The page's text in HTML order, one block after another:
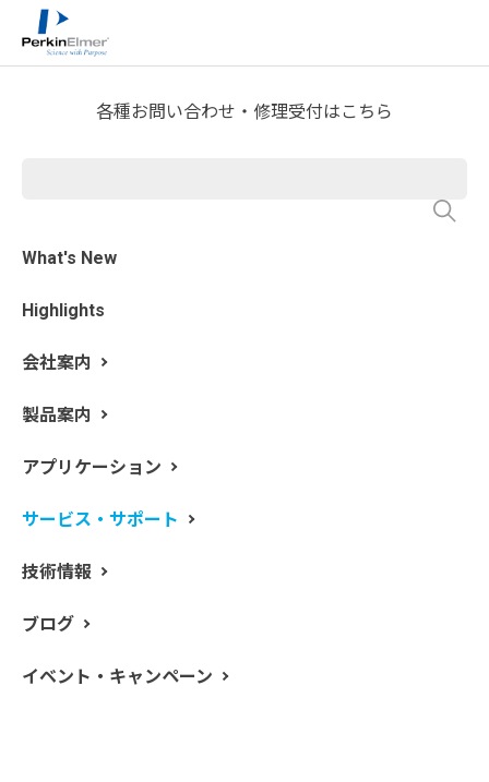
各種お問い合わせ・修理受付はこちら
What's New
Highlights
会社案内
製品案内
アプリケーション
サービス・サポート
技術情報
ブログ
イベント・キャンペーン
ホーム
分析屋さんが言いたがらない 分析のテクニックあれこ
れ
プルや不良品を見分ける方法
ICPでサンプル判別をする場合、定性分析が有効です。
周期表上での表示を利用し、一目で違いを見分けること
ができます（
し、多量の比較サンプルがあった場合、それぞれの元素
を見比べて違いを逐次見つけていく作業は困難な場合も
ありますので、簡単に実施するにはどうすればいいの
か？